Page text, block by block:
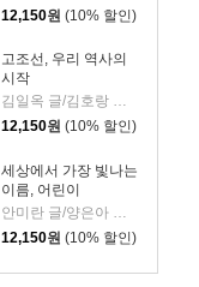
12,150원 (10% 할인)
고조선, 우리 역사의
시작
김일옥 글/김호랑 그림
12,150원 (10% 할인)
세상에서 가장 빛나는
이름, 어린이
안미란 글/양은아 그림
12,150원 (10% 할인)